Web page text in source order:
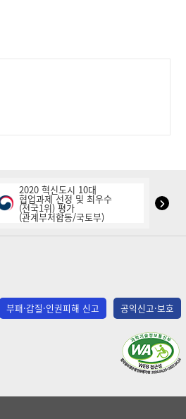
2020 혁신도시 10대
협업과제 선정 및 최우수
(전국1위) 평가
(관계부처합동/국토부)
NIPA
창
라
이
부패·갑질·인권피해 신고 공익신고·보호
(사)
한
국
애